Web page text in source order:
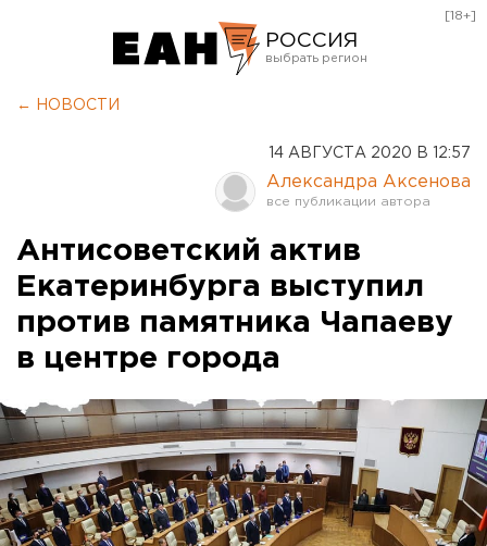
РОССИЯ
Оренбург
[18+]
← НОВОСТИ
14 АВГУСТА 2020 В 12:57
Александра Аксенова
Антисоветский актив
Екатеринбурга выступил
против памятника Чапаеву
в центре города